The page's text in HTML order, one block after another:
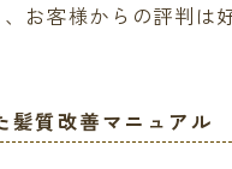
お客様からの評判は
髪質改善マニュアル